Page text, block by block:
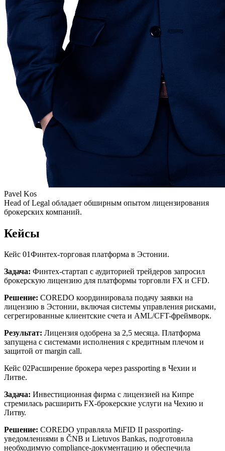
Pavel Kos
Head of Legal обладает обширным опытом лицензирования
брокерских компаний.
Кейсы
Кейс 01Финтех-торговая платформа в Эстонии.
Задача: Финтех-стартап с аудиторией трейдеров запросил
брокерскую лицензию для платформы торговли FX и CFD.
Решение: COREDO координировала подачу заявки на
лицензию в Эстонии, включая системы управления рисками,
сегрегированные клиентские счета и AML/CFT-фреймворк.
Результат: Лицензия одобрена за 2,5 месяца. Платформа
запущена с системами исполнения с кредитным плечом и
защитой от margin call.
Кейс 02Расширение брокера через passporting в Чехии и
Литве.
Задача: Инвестиционная фирма с лицензией на Кипре
стремилась расширить FX-брокерские услуги на Чехию и
Литву.
Решение: COREDO управляла MiFID II passporting-
уведомлениями в ČNB и Lietuvos Bankas, подготовила
необходимую compliance-документацию и обеспечила